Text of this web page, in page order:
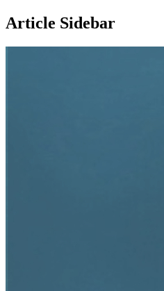
Article Sidebar